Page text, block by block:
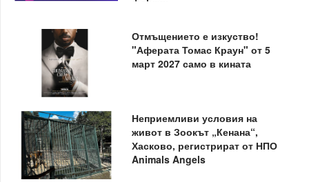
Отмъщението е изкуство!
"Аферата Томас Краун" от 5
март 2027 само в кината
Неприемливи условия на
живот в Зоокът „Кенана“,
Хасково, регистрират от НПО
Animals Angels